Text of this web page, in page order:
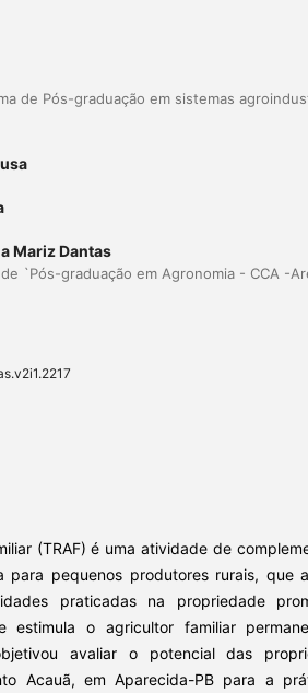
de Pós-graduação em sistemas
Mariz Dantas
`Pós-graduação em Agronomia - CCA -
(TRAF) é uma atividade de
para pequenos produtores rurais, que
praticadas na propriedade
estimula o agricultor familiar
avaliar o potencial das
Acauã, em Aparecida-PB para a